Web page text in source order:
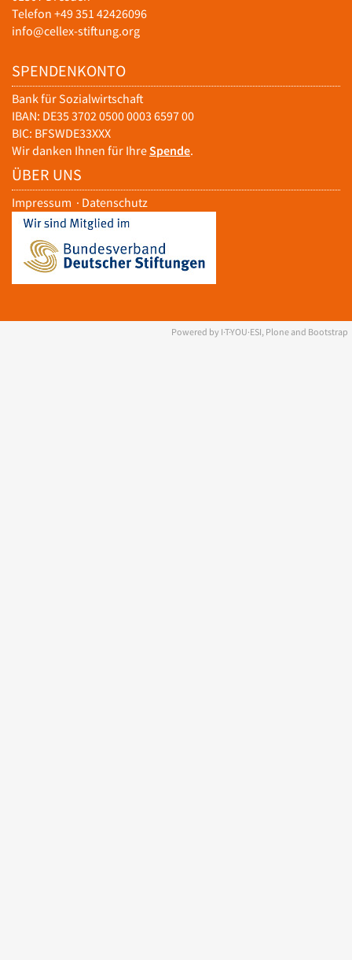
Telefon +49 351 42426096
info@cellex-stiftung.org
SPENDENKONTO
Bank für Sozialwirtschaft
IBAN: DE35 3702 0500 0003 6597 00
BIC: BFSWDE33XXX
Wir danken Ihnen für IhreSpende.
ÜBER UNS
Impressum · Datenschutz
Powered by I·T·YOU·ESI, Plone and Bootstrap